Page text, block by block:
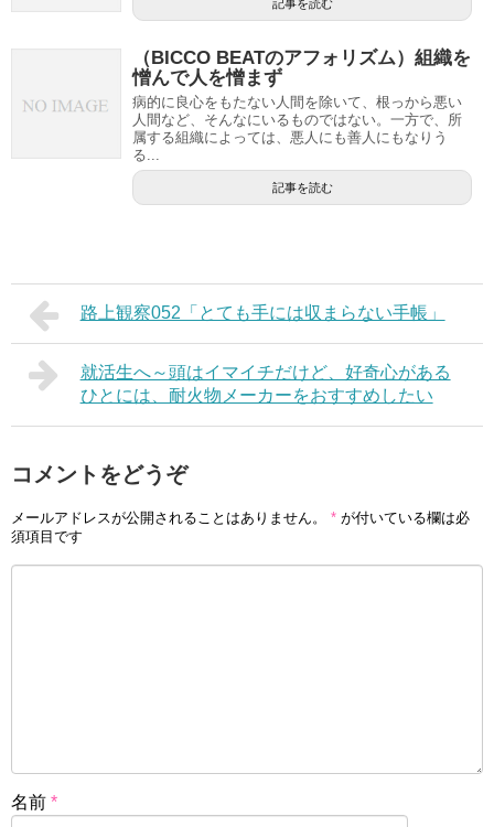
記事を読む
（BICCO BEATのアフォリズム）組織を
憎んで人を憎まず
病的に良心をもたない人間を除いて、根っから悪い
人間など、そんなにいるものではない。一方で、所
属する組織によっては、悪人にも善人にもなりう
る...
記事を読む
路上観察052「とても手には収まらない手帳」
就活生へ～頭はイマイチだけど、好奇心がある
ひとには、耐火物メーカーをおすすめしたい
コメントをどうぞ
メールアドレスが公開されることはありません。 * が付いている欄は必
須項目です
名前 *